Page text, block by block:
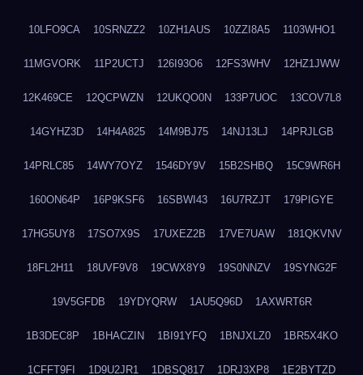
10LFO9CA 10SRNZZ2 10ZH1AUS 10ZZI8A5 1103WHO1
11MGVORK 11P2UCTJ 126I93O6 12FS3WHV 12HZ1JWW
12K469CE 12QCPWZN 12UKQO0N 133P7UOC 13COV7L8
14GYHZ3D 14H4A825 14M9BJ75 14NJ13LJ 14PRJLGB
14PRLC85 14WY7OYZ 1546DY9V 15B2SHBQ 15C9WR6H
160ON64P 16P9KSF6 16SBWI43 16U7RZJT 179PIGYE
17HG5UY8 17SO7X9S 17UXEZ2B 17VE7UAW 181QKVNV
18FL2H11 18UVF9V8 19CWX8Y9 19S0NNZV 19SYNG2F
19V5GFDB 19YDYQRW 1AU5Q96D 1AXWRT6R
1B3DEC8P 1BHACZIN 1BI91YFQ 1BNJXLZ0 1BR5X4KO
1CFFT9FI 1D9U2JR1 1DBSQ817 1DRJ3XP8 1E2BYTZD